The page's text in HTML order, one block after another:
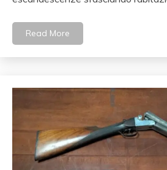
Read More